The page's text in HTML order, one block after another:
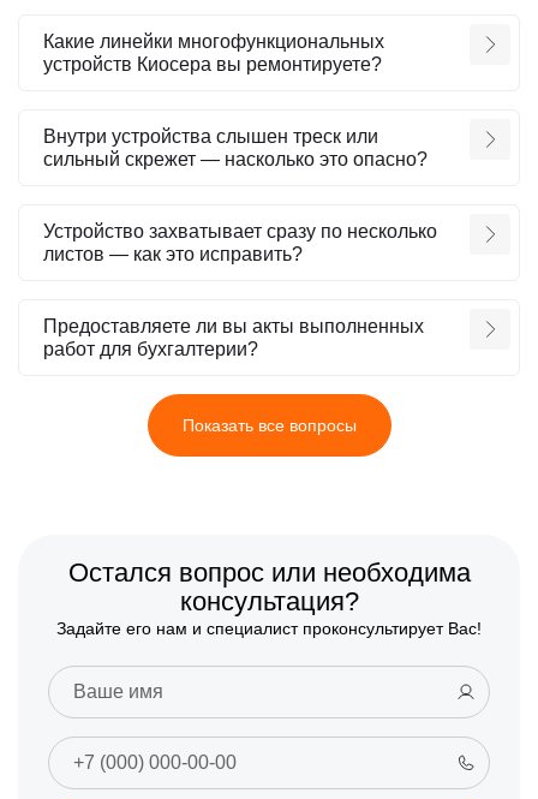
Какие линейки многофункциональных
устройств Киосера вы ремонтируете?
Внутри устройства слышен треск или
сильный скрежет — насколько это опасно?
Устройство захватывает сразу по несколько
листов — как это исправить?
Предоставляете ли вы акты выполненных
работ для бухгалтерии?
Показать все вопросы
Остался вопрос или необходима
консультация?
Задайте его нам и специалист проконсультирует Вас!